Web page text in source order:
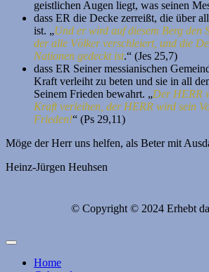
geistlichen Augen liegt, was seinen
dass ER die Decke zerreißt, die über
ist. „Und er wird auf diesem Berg den
der alle Völker verschleiert, und die
Nationen gedeckt ist.“ (Jes 25,7)
dass ER Seiner messianischen
Kraft verleiht zu beten und sie in all
Seinem Frieden bewahrt. „Der HERR
Kraft verleihen, der HERR wird sein
Frieden!“ (Ps 29,11)
Möge der Herr uns helfen, als Beter mit
Heinz-Jürgen Heuhsen
© Copyright © 2024 Erhebt
Home